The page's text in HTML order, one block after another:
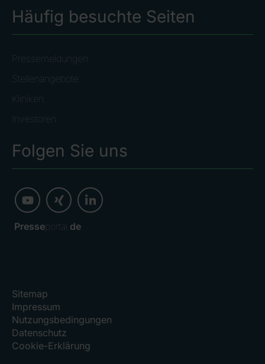
Häufig besuchte Seiten
Pressemeldungen
Stellenangebote
Kliniken
Investoren
Folgen Sie uns
Presseportal. de
Sitemap
Impressum
Nutzungsbedingungen
Datenschutz
Cookie-Erklärung